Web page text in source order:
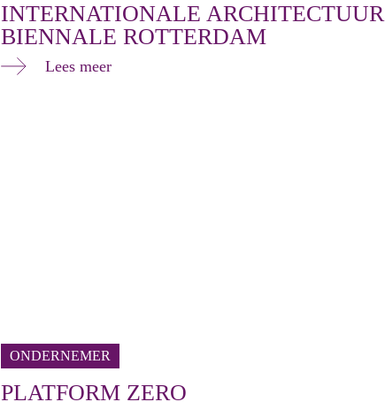
INTERNATIONALE ARCHITECTUUR
BIENNALE ROTTERDAM
Lees meer
ONDERNEMER
PLATFORM ZERO